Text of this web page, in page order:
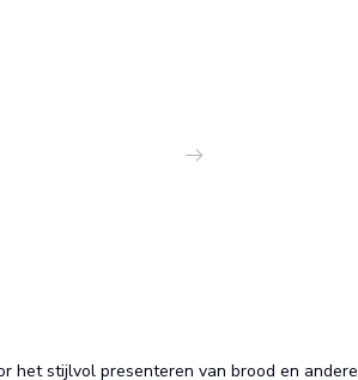
het stijlvol presenteren van brood en andere